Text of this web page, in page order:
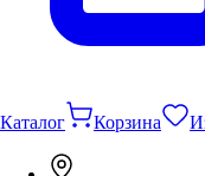
Каталог Корзина